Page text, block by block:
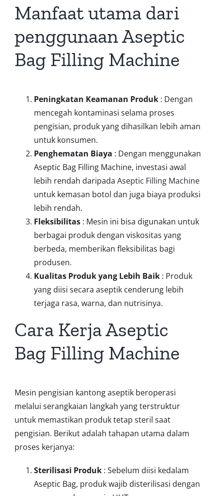
Manfaat utama dari
penggunaan Aseptic
Bag Filling Machine
Peningkatan Keamanan Produk: Dengan
mencegah kontaminasi selama proses
pengisian, produk yang dihasilkan lebih aman
untuk konsumen.
Penghematan Biaya : Dengan menggunakan
Aseptic Bag Filling Machine, investasi awal
lebih rendah daripada Aseptic Filling Machine
untuk kemasan botol dan juga biaya produksi
lebih rendah.
Fleksibilitas : Mesin ini bisa digunakan untuk
berbagai produk dengan viskositas yang
berbeda, memberikan fleksibilitas bagi
produsen.
Kualitas Produk yang Lebih Baik : Produk
yang diisi secara aseptik cenderung lebih
terjaga rasa, warna, dan nutrisinya.
Cara Kerja Aseptic
Bag Filling Machine
Mesin pengisian kantong aseptik beroperasi
melalui serangkaian langkah yang terstruktur
untuk memastikan produk tetap steril saat
pengisian. Berikut adalah tahapan utama dalam
proses kerjanya:
Sterilisasi Produk: Sebelum diisi kedalam
Aseptic Bag, produk wajib disterilisasi dengan